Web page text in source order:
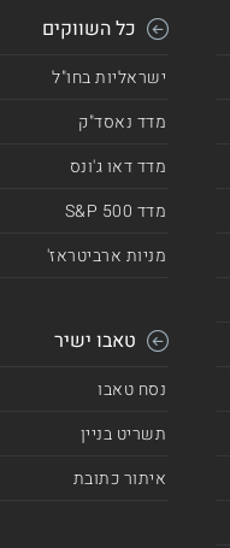
כל השווקים
ישראליות בחו"ל
מדד נאסד"ק
מדד דאו ג'ונס
מדד 500 S&P
מניות ארביטראז'
טאבו ישיר
נסח טאבו
תשריט בניין
איתור כתובת